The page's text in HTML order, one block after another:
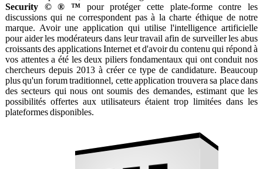
confidentialité
Référencement
Thèmes
Blogue
FAQ
Forum
Journal
Security © ® ™ pour protéger cette plate-forme contre les
discussions qui ne correspondent pas à la charte éthique de notre
marque. Avoir une application qui utilise l'intelligence artificielle
pour aider les modérateurs dans leur travail afin de surveiller les abus
croissants des applications Internet et d'avoir du contenu qui répond à
vos attentes a été les deux piliers fondamentaux qui ont conduit nos
chercheurs depuis 2013 à créer ce type de candidature. Beaucoup
plus qu'un forum traditionnel, cette application trouvera sa place dans
des secteurs qui nous ont soumis des demandes, estimant que les
possibilités offertes aux utilisateurs étaient trop limitées dans les
plateformes disponibles.